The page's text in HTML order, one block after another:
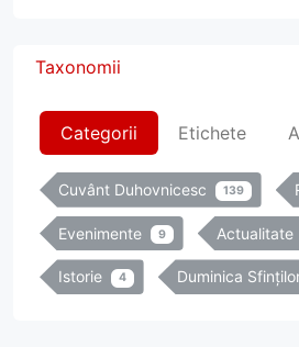
Taxonomii
Categorii Etichete
Cuvânt Duhovnicesc 139
Evenimente 9 Actualitate
Istorie 4 Duminica